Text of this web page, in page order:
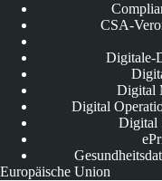
CSA-
Digitale-
Digital
Digital
Digital
Europäische Union